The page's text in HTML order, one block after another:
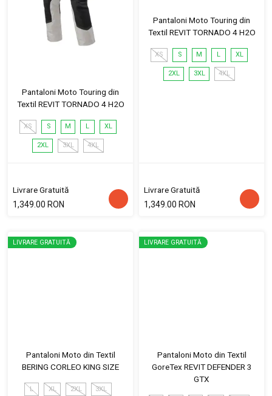
Pantaloni Moto Touring din
Textil REVIT TORNADO 4 H2O
XS S M L XL
2XL 3XL 4XL
Livrare Gratuită
1,349.00 RON
Pantaloni Moto Touring din
Textil REVIT TORNADO 4 H2O
XS S M L XL
2XL 3XL 4XL
Livrare Gratuită
1,349.00 RON
LIVRARE GRATUITĂ
Pantaloni Moto din Textil
BERING CORLEO KING SIZE
L XL 2XL 3XL
LIVRARE GRATUITĂ
Pantaloni Moto din Textil
GoreTex REVIT DEFENDER 3
GTX